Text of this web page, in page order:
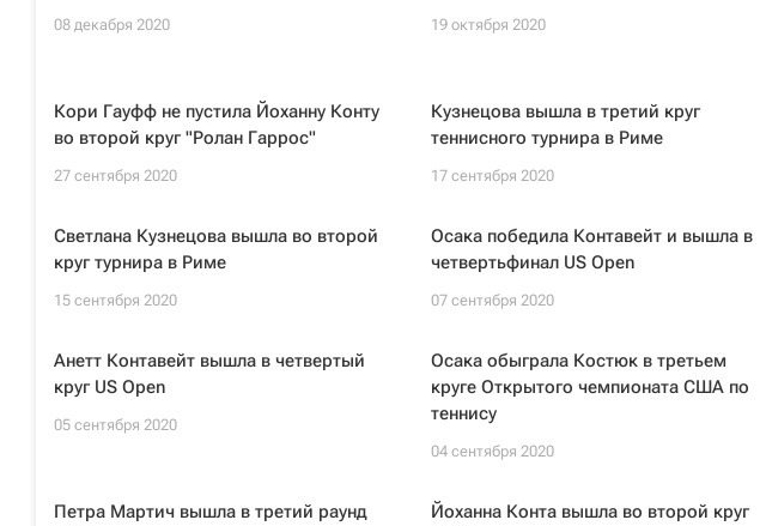
08 декабря 2020 19 октября 2020
Кори Гауфф не пустила Йоханну Конту
во второй круг "Ролан Гаррос"
27 сентября 2020
Кузнецова вышла в третий круг
теннисного турнира в Риме
17 сентября 2020
Светлана Кузнецова вышла во второй
круг турнира в Риме
15 сентября 2020
Осака победила Контавейт и вышла в
четвертьфинал US Open
07 сентября 2020
Анетт Контавейт вышла в четвертый
круг US Open
05 сентября 2020
Осака обыграла Костюк в третьем
круге Открытого чемпионата США по
теннису
04 сентября 2020
Петра Мартич вышла в третий раунд
Йоханна Конта вышла во второй круг